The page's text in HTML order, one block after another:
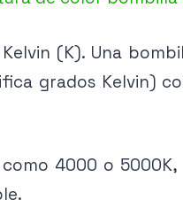
(K). Una
grados Kelvin)
4000 o